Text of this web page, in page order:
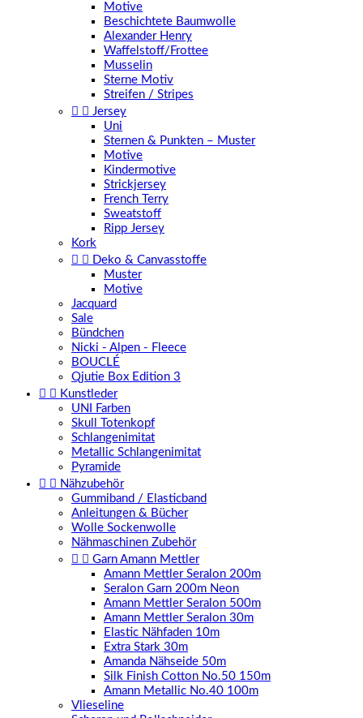
Motive
Beschichtete Baumwolle
Alexander Henry
Waffelstoff/Frottee
Musselin
Sterne Motiv
Streifen / Stripes
  Jersey
Uni
Sternen & Punkten – Muster
Motive
Kindermotive
Strickjersey
French Terry
Sweatstoff
Ripp Jersey
Kork
  Deko & Canvasstoffe
Muster
Motive
Jacquard
Sale
Bündchen
Nicki - Alpen - Fleece
BOUCLÉ
Qjutie Box Edition 3
  Kunstleder
UNI Farben
Skull Totenkopf
Schlangenimitat
Metallic Schlangenimitat
Pyramide
  Nähzubehör
Gummiband / Elasticband
Anleitungen & Bücher
Wolle Sockenwolle
Nähmaschinen Zubehör
  Garn Amann Mettler
Amann Mettler Seralon 200m
Seralon Garn 200m Neon
Amann Mettler Seralon 500m
Amann Mettler Seralon 30m
Elastic Nähfaden 10m
Extra Stark 30m
Amanda Nähseide 50m
Silk Finish Cotton No.50 150m
Amann Metallic No.40 100m
Vlieseline